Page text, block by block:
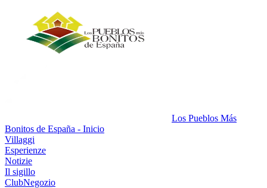
Los Pueblos Más
Bonitos de España - Inicio
Villaggi
Esperienze
Notizie
Il sigillo
ClubNegozio